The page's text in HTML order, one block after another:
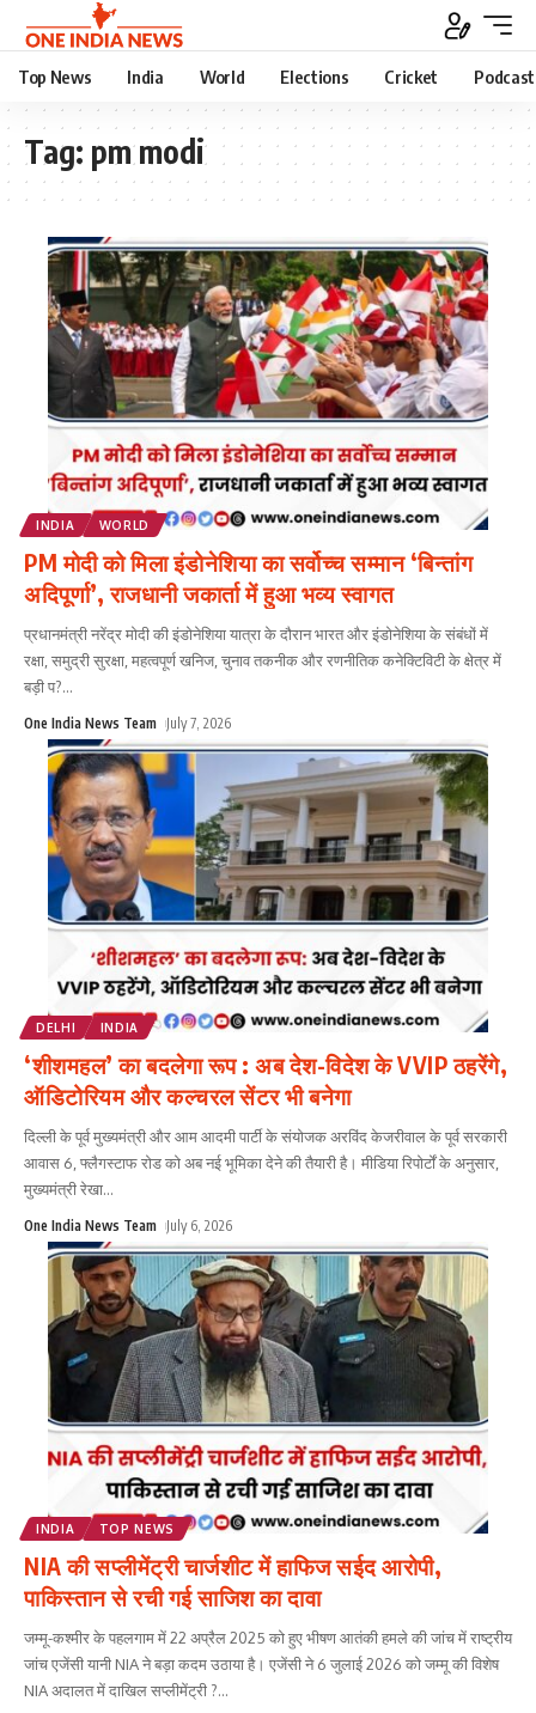
Top News India World Elections Cricket Podcast
Tag: pm modi
INDIA WORLD
PM मोदी को मिला इंडोनेशिया का सर्वोच्च सम्मान ‘बिन्तांग
अदिपूर्णा’, राजधानी जकार्ता में हुआ भव्य स्वागत
प्रधानमंत्री नरेंद्र मोदी की इंडोनेशिया यात्रा के दौरान भारत और इंडोनेशिया के संबंधों में
रक्षा, समुद्री सुरक्षा, महत्वपूर्ण खनिज, चुनाव तकनीक और रणनीतिक कनेक्टिविटी के क्षेत्र में
बड़ी प?...
One India News Team July 7, 2026
DELHI INDIA
‘शीशमहल’ का बदलेगा रूप : अब देश-विदेश के VVIP ठहरेंगे,
ऑडिटोरियम और कल्चरल सेंटर भी बनेगा
दिल्ली के पूर्व मुख्यमंत्री और आम आदमी पार्टी के संयोजक अरविंद केजरीवाल के पूर्व सरकारी
आवास 6, फ्लैगस्टाफ रोड को अब नई भूमिका देने की तैयारी है। मीडिया रिपोर्टों के अनुसार,
मुख्यमंत्री रेखा...
One India News Team July 6, 2026
INDIA TOP NEWS
NIA की सप्लीमेंट्री चार्जशीट में हाफिज सईद आरोपी,
पाकिस्तान से रची गई साजिश का दावा
जम्मू-कश्मीर के पहलगाम में 22 अप्रैल 2025 को हुए भीषण आतंकी हमले की जांच में राष्ट्रीय
जांच एजेंसी यानी NIA ने बड़ा कदम उठाया है। एजेंसी ने 6 जुलाई 2026 को जम्मू की विशेष
NIA अदालत में दाखिल सप्लीमेंट्री ?...